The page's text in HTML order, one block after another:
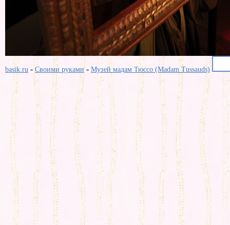
basik.ru -Своими руками- Музей мадам Тюссо (Madam Tussauds)